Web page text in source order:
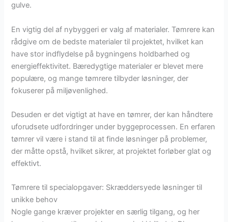
gulve.
En vigtig del af nybyggeri er valg af materialer. Tømrere kan
rådgive om de bedste materialer til projektet, hvilket kan
have stor indflydelse på bygningens holdbarhed og
energieffektivitet. Bæredygtige materialer er blevet mere
populære, og mange tømrere tilbyder løsninger, der
fokuserer på miljøvenlighed.
Desuden er det vigtigt at have en tømrer, der kan håndtere
uforudsete udfordringer under byggeprocessen. En erfaren
tømrer vil være i stand til at finde løsninger på problemer,
der måtte opstå, hvilket sikrer, at projektet forløber glat og
effektivt.
Tømrere til specialopgaver: Skræddersyede løsninger til
unikke behov
Nogle gange kræver projekter en særlig tilgang, og her